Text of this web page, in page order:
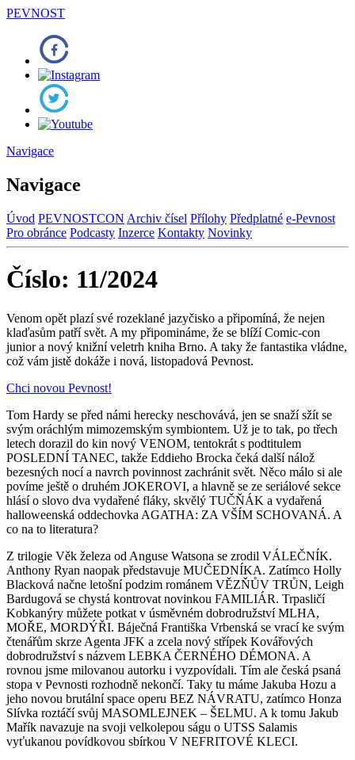
PEVNOST
Navigace
Navigace
Úvod PEVNOSTCON Archiv čísel Přílohy Předplatné e-Pevnost
Pro obránce Podcasty Inzerce Kontakty Novinky
Číslo: 11/2024
Venom opět plazí své rozeklané jazyčisko a připomíná, že nejen
klaďasům patří svět. A my připomináme, že se blíží Comic-con
junior a nový knižní veletrh kniha Brno. A taky že fantastika vládne,
což vám jistě dokáže i nová, listopadová Pevnost.
Chci novou Pevnost!
Tom Hardy se před námi herecky neschovává, jen se snaží sžít se
svým oráchlým mimozemským symbiontem. Už je to tak, po třech
letech dorazil do kin nový VENOM, tentokrát s podtitulem
POSLEDNÍ TANEC, takže Eddieho Brocka čeká další nálož
bezesných nocí a navrch povinnost zachránit svět. Něco málo si ale
povíme ještě o druhém JOKEROVI, a hlavně se ze seriálové sekce
hlásí o slovo dva vydařené fláky, skvělý TUČŇÁK a vydařená
halloweenská oddechovka AGATHA: ZA VŠÍM SCHOVANÁ. A
co na to literatura?
Z trilogie Věk železa od Anguse Watsona se zrodil VÁLEČNÍK.
Anthony Ryan naopak představuje MUČEDNÍKA. Zatímco Holly
Blacková načne letošní podzim románem VĚZŇŮV TRŮN, Leigh
Bardugová se chystá kontrovat novinkou FAMILIÁR. Trpasličí
Kobkanýry můžete potkat v úsměvném dobrodružství MLHA,
MOŘE, MORDÝŘI. Báječná Františka Vrbenská se vrací ke svým
čtenářům skrze Agenta JFK a zcela nový střípek Kovářových
dobrodružství s názvem LEBKA ČERNÉHO DÉMONA. A
rovnou jsme milovanou autorku i vyzpovídali. Tím ale česká psaná
stopa v Pevnosti rozhodně nekončí. Taky tu máme Jakuba Hozu a
jeho novou brutální space operu BEZ NÁVRATU, zatímco Honza
Slívka roztáčí svůj MASOMLEJNEK – ŠELMU. A k tomu Jakub
Mařík navazuje na svoji velkolepou ságu o UTSS Salamis
vyťukanou povídkovou sbírkou V NEFRITOVÉ KLECI.